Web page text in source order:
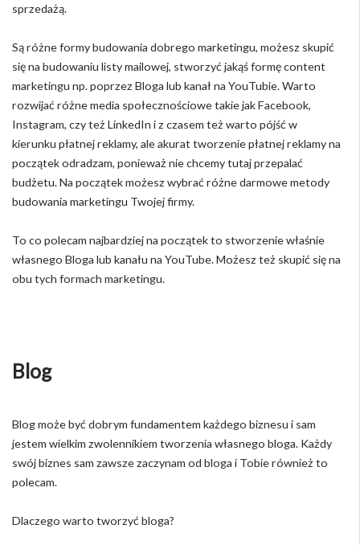
sprzedażą.
Są różne formy budowania dobrego marketingu, możesz skupić
się na budowaniu listy mailowej, stworzyć jakąś formę content
marketingu np. poprzez Bloga lub kanał na YouTubie. Warto
rozwijać różne media społecznościowe takie jak Facebook,
Instagram, czy też LinkedIn i z czasem też warto pójść w
kierunku płatnej reklamy, ale akurat tworzenie płatnej reklamy na
początek odradzam, ponieważ nie chcemy tutaj przepalać
budżetu. Na początek możesz wybrać różne darmowe metody
budowania marketingu Twojej firmy.
To co polecam najbardziej na początek to stworzenie właśnie
własnego Bloga lub kanału na YouTube. Możesz też skupić się na
obu tych formach marketingu.
Blog
Blog może być dobrym fundamentem każdego biznesu i sam
jestem wielkim zwolennikiem tworzenia własnego bloga. Każdy
swój biznes sam zawsze zaczynam od bloga i Tobie również to
polecam.
Dlaczego warto tworzyć bloga?